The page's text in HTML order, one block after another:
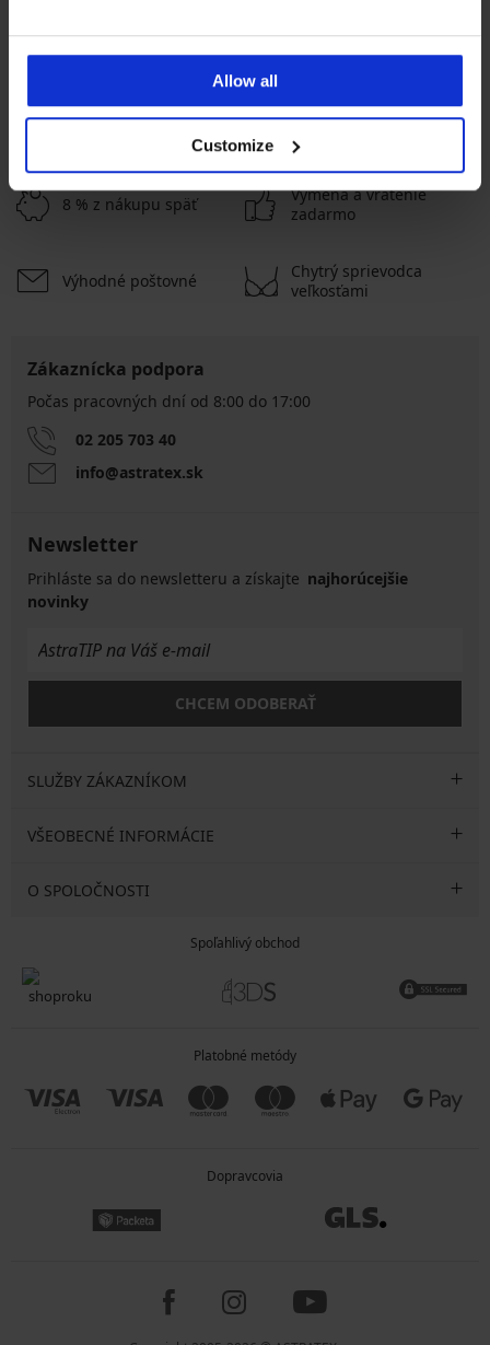
Allow all
Customize
41,99 €
33,59 €
41,99 €
ZOBRAZIŤ VIAC
8 % z nákupu späť
Výmena a vrátenie
zadarmo
Výhodné poštovné
Chytrý sprievodca
veľkosťami
Zákaznícka podpora
Počas pracovných dní od 8:00 do 17:00
02 205 703 40
info@astratex.sk
Newsletter
Prihláste sa do newsletteru a získajte najhorúcejšie
novinky
CHCEM ODOBERAŤ
SLUŽBY ZÁKAZNÍKOM
VŠEOBECNÉ INFORMÁCIE
O SPOLOČNOSTI
Spoľahlivý obchod
Platobné metódy
Dopravcovia